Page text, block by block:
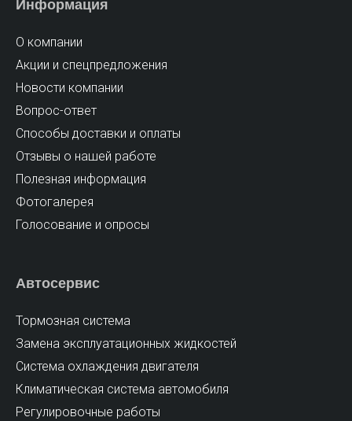
Информация
О компании
Акции и спецпредложения
Новости компании
Вопрос-ответ
Способы доставки и оплаты
Отзывы о нашей работе
Полезная информация
Фотогалерея
Голосование и опросы
Автосервис
Тормозная система
Замена эксплуатационных жидкостей
Cистема охлаждения двигателя
Климатическая система автомобиля
Регулировочные работы